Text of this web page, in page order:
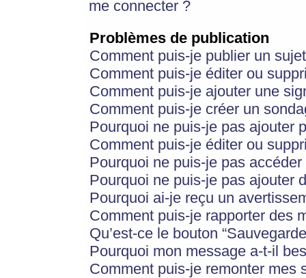
me connecter ?
Problèmes de publication
Comment puis-je publier un
Comment puis-je éditer ou
Comment puis-je ajouter une
Comment puis-je créer un
Pourquoi ne puis-je pas ajouter
Comment puis-je éditer ou
Pourquoi ne puis-je pas
Pourquoi ne puis-je pas ajouter
Pourquoi ai-je reçu un
Comment puis-je rapporter des
Qu’est-ce le bouton
Pourquoi mon message a-t-il
Comment puis-je remonter mes